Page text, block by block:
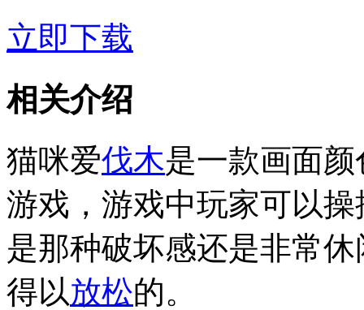
立即下载
相关介绍
猫咪爱伐木是一款画面
游戏，游戏中玩家可以
是那种破坏感还是非常休
得以放松的。